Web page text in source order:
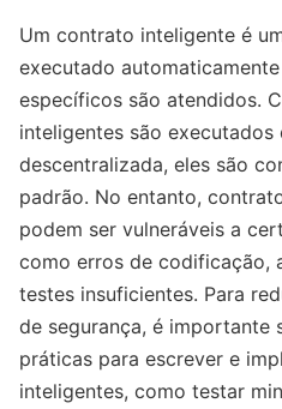
Um contrato inteligente é
executado
específicos são atendidos.
inteligentes são
descentralizada, eles são
padrão. No entanto,
podem ser vulneráveis a
como erros de codificação,
testes insuficientes. Para
de segurança, é importante
práticas para escrever e
inteligentes, como testar